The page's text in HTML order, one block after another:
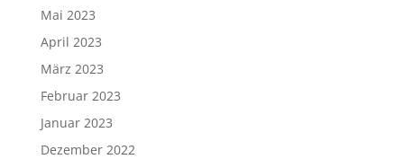
Mai 2023
April 2023
März 2023
Februar 2023
Januar 2023
Dezember 2022